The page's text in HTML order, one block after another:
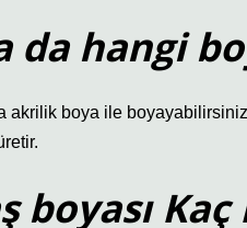
da hangi
akrilik boya ile
boyası